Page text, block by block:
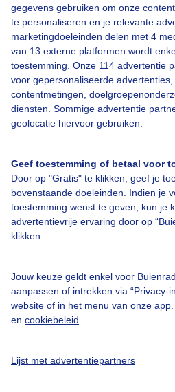
gegevens gebruiken om onze
te personaliseren en je relevante
marketingdoeleinden delen met 4
van 13 externe platformen wordt
toestemming. Onze 114 advertentie
voor gepersonaliseerde
contentmetingen,
diensten. Sommige advertentie
geolocatie hiervoor gebruiken.
Geef toestemming of betaal voor
Door op "Gratis" te klikken, geef je
bovenstaande doeleinden. Indien je
toestemming wenst te geven, kun je
advertentievrije ervaring door op
klikken.
Jouw keuze geldt enkel voor
aanpassen of intrekken via “Privacy-
website of in het menu van onze
en cookiebeleid
Lijst met advertentiepartners
Over Buienradar
Bedrijfsgegevens
Veelgestelde vragen
Gebruikersvoorwaarden
Adverteren
Buienradar Team
Privacy beleid
Privacy instellingen
Gratis weerdata
Buienradar